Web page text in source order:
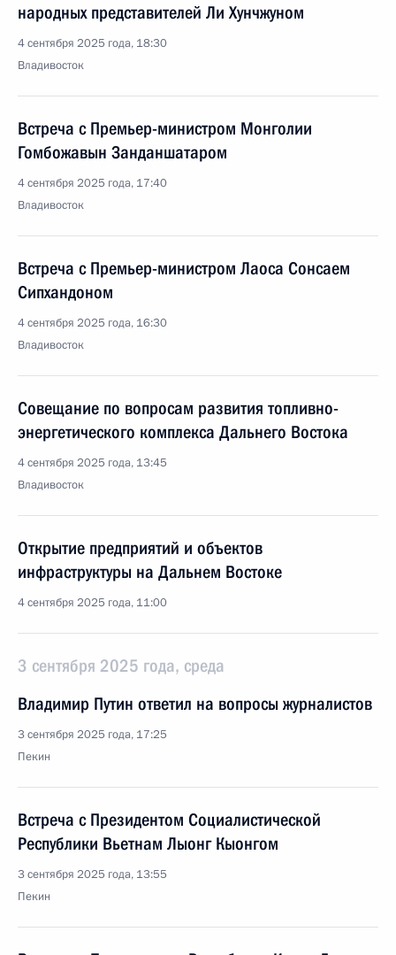
народных представителей Ли Хунчжуном
4 сентября 2025 года, 18:30
Владивосток
Встреча с Премьер-министром Монголии
Гомбожавын Занданшатаром
4 сентября 2025 года, 17:40
Владивосток
Встреча с Премьер-министром Лаоса Сонсаем
Сипхандоном
4 сентября 2025 года, 16:30
Владивосток
Совещание по вопросам развития топливно-
энергетического комплекса Дальнего Востока
4 сентября 2025 года, 13:45
Владивосток
Открытие предприятий и объектов
инфраструктуры на Дальнем Востоке
4 сентября 2025 года, 11:00
3 сентября 2025 года, среда
Владимир Путин ответил на вопросы журналистов
3 сентября 2025 года, 17:25
Пекин
Встреча с Президентом Социалистической
Республики Вьетнам Лыонг Кыонгом
3 сентября 2025 года, 13:55
Пекин